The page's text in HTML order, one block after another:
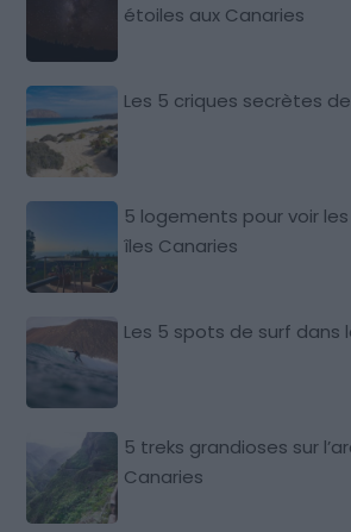
étoiles aux Canaries
Les 5 criques secrètes
5 logements pour voir
îles Canaries
Les 5 spots de surf dans
5 treks grandioses sur
Canaries